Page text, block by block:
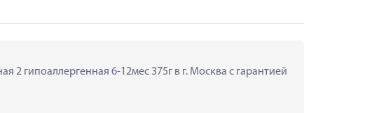
2 гипоаллергенная 6-12мес 375г в г. Москва с гарантией